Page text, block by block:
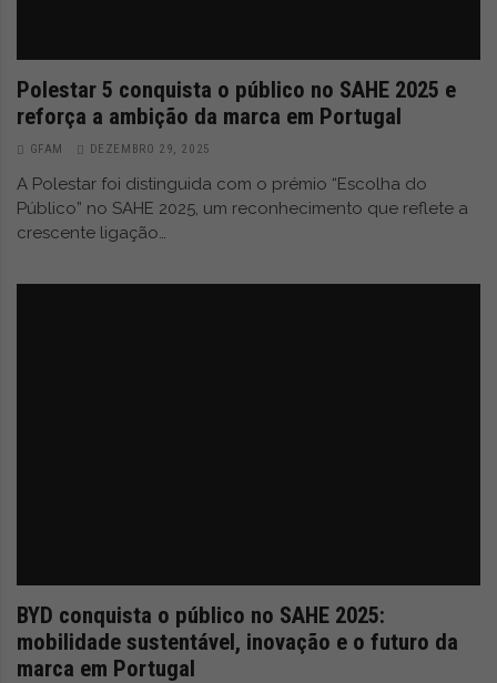
Polestar 5 conquista o público no SAHE 2025 e
reforça a ambição da marca em Portugal
GFAM DEZEMBRO 29, 2025
A Polestar foi distinguida com o prémio “Escolha do
Público” no SAHE 2025, um reconhecimento que reflete a
crescente ligação…
BYD conquista o público no SAHE 2025:
mobilidade sustentável, inovação e o futuro da
marca em Portugal